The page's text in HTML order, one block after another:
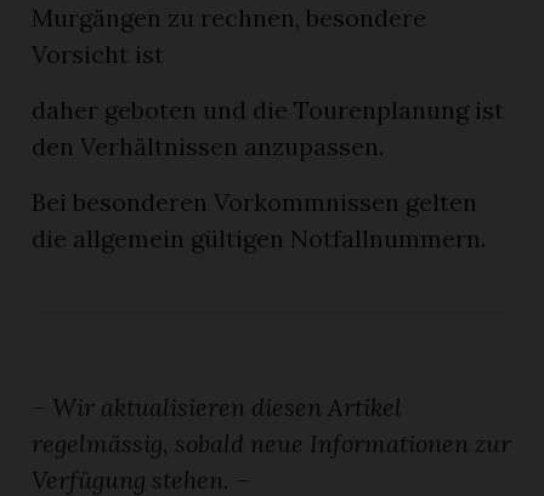
Murgängen zu rechnen, besondere
Vorsicht ist
daher geboten und die Tourenplanung ist
den Verhältnissen anzupassen.
Bei besonderen Vorkommnissen gelten
die allgemein gültigen Notfallnummern.
– Wir aktualisieren diesen Artikel
regelmässig, sobald neue Informationen zur
Verfügung stehen. –